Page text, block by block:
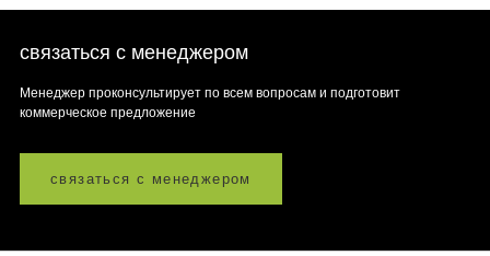
связаться с менеджером
Менеджер проконсультирует по всем вопросам и подготовит
коммерческое предложение
связаться с менеджером